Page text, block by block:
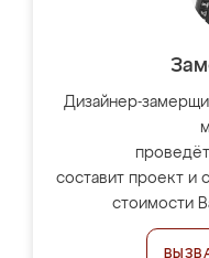
Дизайнер-
составит проект и
стоимости